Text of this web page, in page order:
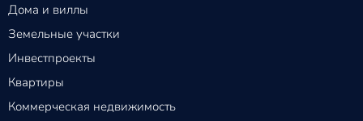
Дома и виллы
Земельные участки
Инвестпроекты
Квартиры
Коммерческая недвижимость